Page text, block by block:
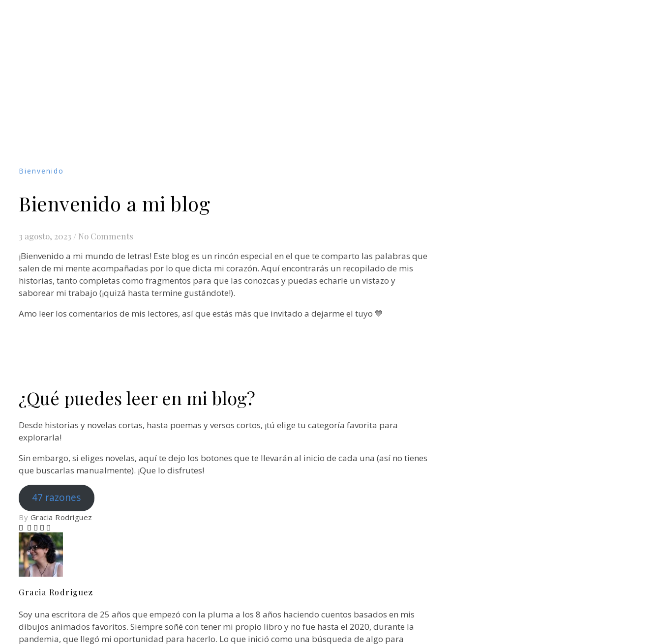
Bienvenido
Bienvenido a mi blog
3 agosto, 2023 / No Comments
¡Bienvenido a mi mundo de letras! Este blog es un rincón especial en el que te comparto las palabras que
salen de mi mente acompañadas por lo que dicta mi corazón. Aquí encontrarás un recopilado de mis
historias, tanto completas como fragmentos para que las conozcas y puedas echarle un vistazo y
saborear mi trabajo (¡quizá hasta termine gustándote!).
Amo leer los comentarios de mis lectores, así que estás más que invitado a dejarme el tuyo 💙
¿Qué puedes leer en mi blog?
Desde historias y novelas cortas, hasta poemas y versos cortos, ¡tú elige tu categoría favorita para
explorarla!
Sin embargo, si eliges novelas, aquí te dejo los botones que te llevarán al inicio de cada una (así no tienes
que buscarlas manualmente). ¡Que lo disfrutes!
47 razones
By Gracia Rodriguez
Gracia Rodriguez
Soy una escritora de 25 años que empezó con la pluma a los 8 años haciendo cuentos basados en mis
dibujos animados favoritos. Siempre soñé con tener mi propio libro y no fue hasta el 2020, durante la
pandemia, que llegó mi oportunidad para hacerlo. Lo que inició como una búsqueda de algo para